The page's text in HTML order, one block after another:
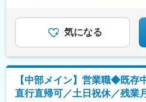
気になる
【中部メイン】営業職◆既存
直行直帰可／土日祝休／残業